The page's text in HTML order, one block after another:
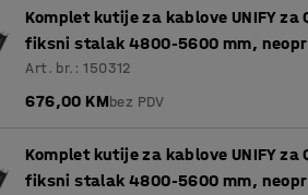
Komplet kutije za kablove UNIFY za
fiksni stalak 4800-5600 mm,
Art. br.: 150312
676,00 KMbez PDV
Komplet kutije za kablove UNIFY za
fiksni stalak 4800-5600 mm,